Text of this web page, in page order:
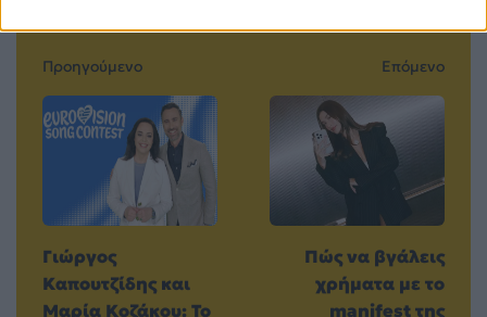
Προηγούμενο
Γιώργος
Καπουτζίδης και
Μαρία Κοζάκου: Το
Επόμενο
Πώς να βγάλεις
χρήματα με το
manifest της